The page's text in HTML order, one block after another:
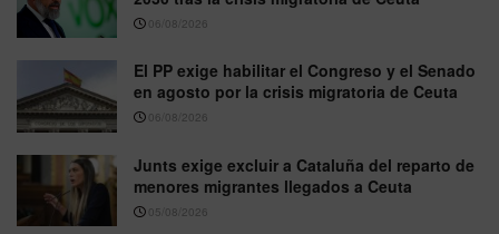
06/08/2026
El PP exige habilitar el Congreso y el Senado
en agosto por la crisis migratoria de Ceuta
06/08/2026
Junts exige excluir a Cataluña del reparto de
menores migrantes llegados a Ceuta
05/08/2026